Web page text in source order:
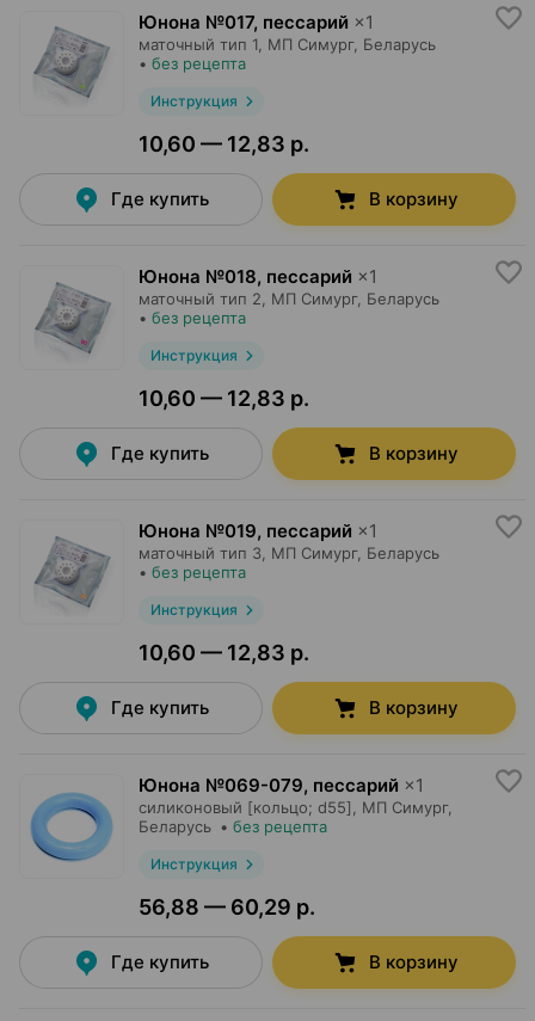
Юнона №017, пессарий ×1
маточный тип 1, МП Симург, Беларусь
• без рецепта
Инструкция
10,60 — 12,83 р.
Где купить В корзину
Юнона №018, пессарий ×1
маточный тип 2, МП Симург, Беларусь
• без рецепта
Инструкция
10,60 — 12,83 р.
Где купить В корзину
Юнона №019, пессарий ×1
маточный тип 3, МП Симург, Беларусь
• без рецепта
Инструкция
10,60 — 12,83 р.
Где купить В корзину
Юнона №069-079, пессарий ×1
силиконовый [кольцо; d55], МП Симург,
Беларусь • без рецепта
Инструкция
56,88 — 60,29 р.
Где купить В корзину